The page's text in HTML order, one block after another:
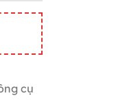
cụ